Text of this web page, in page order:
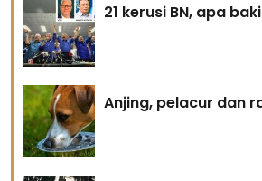
21 kerusi BN, apa
Anjing, pelacur dan